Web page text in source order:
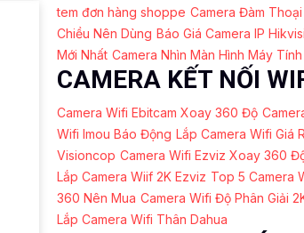
tem đơn hàng shoppe Camera Đàm Thoại
Chiều Nên Dùng Báo Giá Camera IP
Mới Nhất Camera Nhìn Màn Hình Máy Tính
CAMERA KẾT NỐI
Camera Wifi Ebitcam Xoay 360 Độ
Wifi Imou Báo Động Lắp Camera Wifi Giá
Visioncop Camera Wifi Ezviz Xoay 360
Lắp Camera Wiif 2K Ezviz Top 5 Camera
360 Nên Mua Camera Wifi Độ Phân Giải
Lắp Camera Wifi Thân Dahua